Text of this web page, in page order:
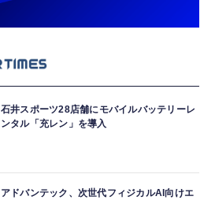
石井スポーツ28店舗にモバイルバッテリーレ
ンタル「充レン」を導入
アドバンテック、次世代フィジカルAI向けエ